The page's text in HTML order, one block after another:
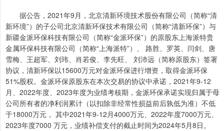
据公告，2021年9月，北京清新环境技术股份有限公司（简称“清
新环境”）的子公司北京清新环保技术有限公司（简称“清新环保”）与
新疆金派环保科技有限公司（简称“金派环保”）的原股东上海派特贵
金属环保科技有限公司（简称“上海派特”）、 路胜、罗英、闫剑、唐
雪梅、王超军、刘玮、肖若俊、李先旺、 刘沛远（简称原股东）签署
协议，清新环保以15600万元对金派环保进行增资，取得金派环保
51%股权。金派环保原股东在本次交易的协议中承诺，2021年9-12
月、2022年度、2023年度为业绩考核期，金派环保承诺实现归属于母
公司所有者的净利润累计（以扣除非经常性损益前后孰低为准）不低
于18000万元， 其中2021年9-12月4000万元、2022年度7000万元、
2023年度7000 万元，业绩补偿支付的截止时间为2024年5月8日。